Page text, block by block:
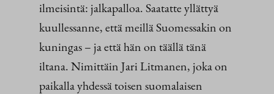
ilmeisintä: jalkapalloa. Saatatte yllättyä
kuullessanne, että meillä Suomessakin on
kuningas – ja että hän on täällä tänä
iltana. Nimittäin Jari Litmanen, joka on
paikalla yhdessä toisen suomalaisen